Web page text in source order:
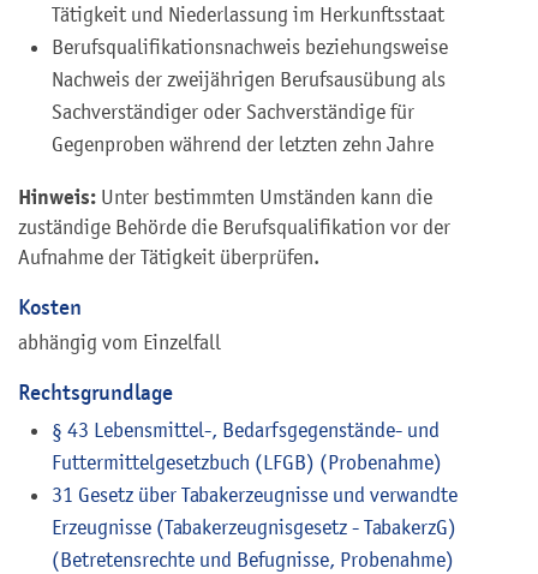
Tätigkeit und Niederlassung im Herkunftsstaat
Berufsqualifikationsnachweis beziehungsweise
Nachweis der zweijährigen Berufsausübung als
Sachverständiger oder Sachverständige für
Gegenproben während der letzten zehn Jahre
Hinweis: Unter bestimmten Umständen kann die
zuständige Behörde die Berufsqualifikation vor der
Aufnahme der Tätigkeit überprüfen.
Kosten
abhängig vom Einzelfall
Rechtsgrundlage
§ 43 Lebensmittel-, Bedarfsgegenstände- und
Futtermittelgesetzbuch (LFGB) (Probenahme)
31 Gesetz über Tabakerzeugnisse und verwandte
Erzeugnisse (Tabakerzeugnisgesetz - TabakerzG)
(Betretensrechte und Befugnisse, Probenahme)